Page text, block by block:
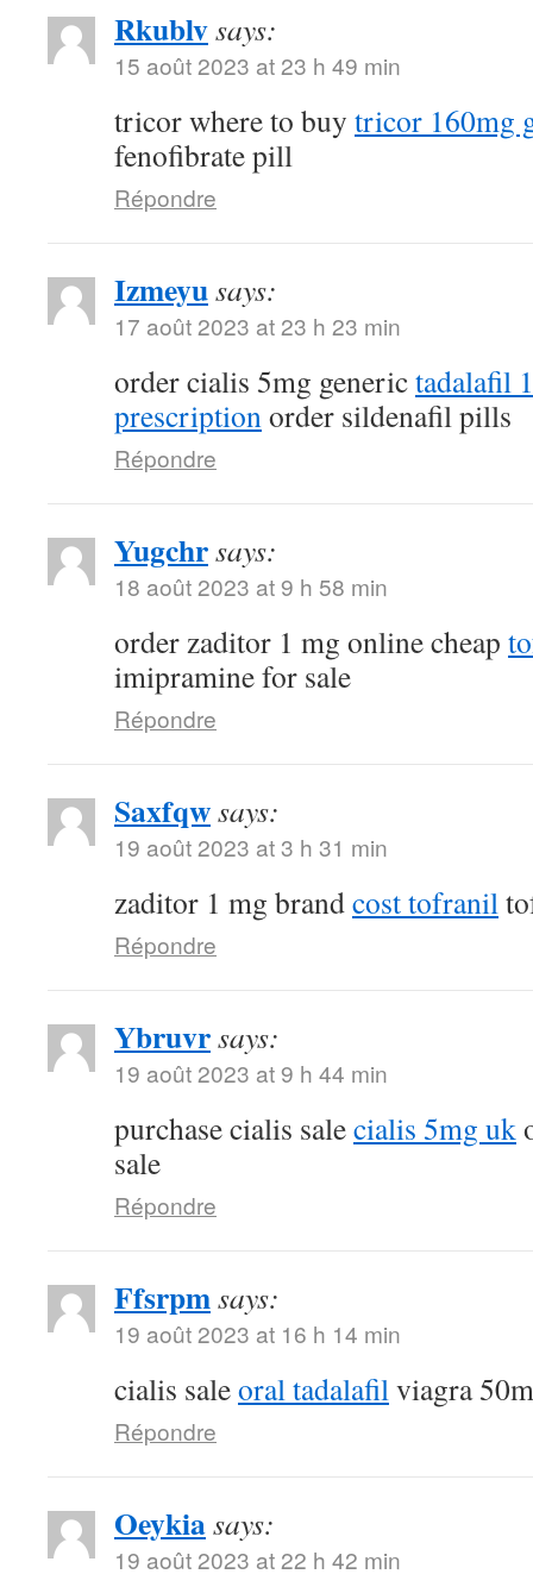
Rkublvsays:
15 août 2023 at 23 h 49 min
tricor where to buy tricor 160mg
fenofibrate pill
Répondre
Izmeyusays:
17 août 2023 at 23 h 23 min
order cialis 5mg generictadalafil
prescriptionorder sildenafil pills
Répondre
Yugchrsays:
18 août 2023 at 9 h 58 min
order zaditor 1 mg online cheap
imipramine for sale
Répondre
Saxfqwsays:
19 août 2023 at 3 h 31 min
zaditor 1 mg brandcost tofranil
Répondre
Ybruvrsays:
19 août 2023 at 9 h 44 min
purchase cialis salecialis 5mg uk
sale
Répondre
Ffsrpmsays:
19 août 2023 at 16 h 14 min
cialis saleoral tadalafilviagra
Répondre
Oeykiasays:
19 août 2023 at 22 h 42 min